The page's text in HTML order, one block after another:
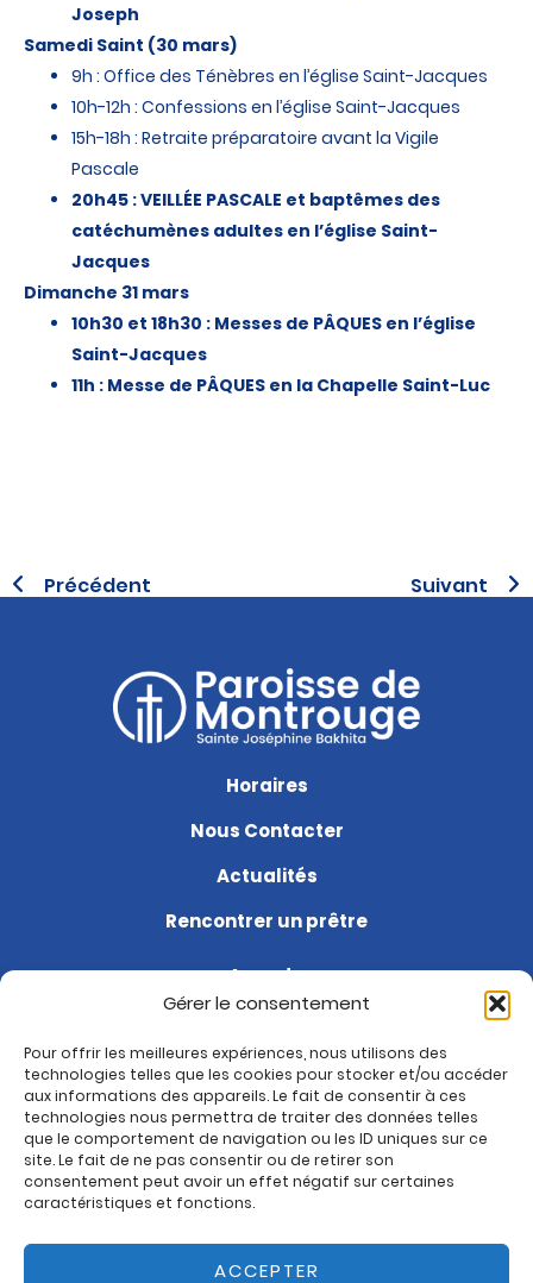
Gérer le consentement
Pour offrir les meilleures expériences, nous utilisons des
technologies telles que les cookies pour stocker et/ou accéder
aux informations des appareils. Le fait de consentir à ces
technologies nous permettra de traiter des données telles
que le comportement de navigation ou les ID uniques sur ce
site. Le fait de ne pas consentir ou de retirer son
consentement peut avoir un effet négatif sur certaines
caractéristiques et fonctions.
ACCEPTER
Joseph
Samedi Saint (30 mars)
9h : Office des Ténèbres en l’église Saint-Jacques
10h-12h : Confessions en l’église Saint-Jacques
15h-18h : Retraite préparatoire avant la Vigile
Pascale
20h45 : VEILLÉE PASCALE et baptêmes des
catéchumènes adultes en l’église Saint-
Jacques
Dimanche 31 mars
10h30 et 18h30 : Messes de PÂQUES en l’église
Saint-Jacques
11h : Messe de PÂQUES en la Chapelle Saint-Luc
Précédent Suivant
Horaires
Nous Contacter
Actualités
Rencontrer un prêtre
Agenda
Questions fréquentes
Je suis nouveau
Rejoignez-nous sur :
Paroisse de Montrouge